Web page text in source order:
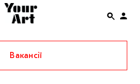
ENG
Вакансії